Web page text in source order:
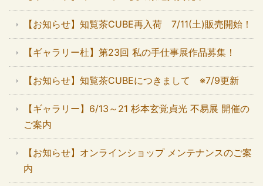
【お知らせ】知覧茶CUBE再入荷 7/11(土)販売開始！
【ギャラリー杜】第23回 私の手仕事展作品募集！
【お知らせ】知覧茶CUBEにつきまして ※7/9更新
【ギャラリー】6/13～21 杉本玄覚貞光 不易展 開催の
ご案内
【お知らせ】オンラインショップ メンテナンスのご案
内